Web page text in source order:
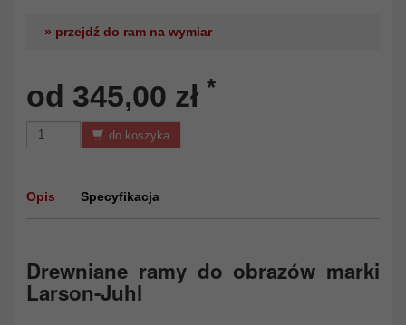
» przejdź do ram na wymiar
od 345,00 zł *
do koszyka
Opis Specyfikacja
Drewniane ramy do obrazów marki
Larson-Juhl